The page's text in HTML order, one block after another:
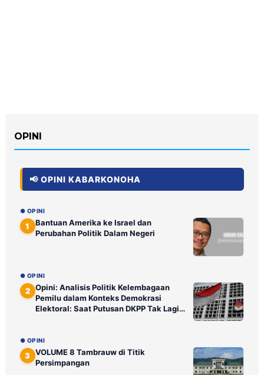
OPINI
📢 OPINI KABARKONOHA
● OPINI
1
Bantuan Amerika ke Israel dan
Perubahan Politik Dalam Negeri
● OPINI
2 Opini: Analisis Politik Kelembagaan
Pemilu dalam Konteks Demokrasi
Elektoral: Saat Putusan DKPP Tak Lagi
● OPINI
3 VOLUME 8 Tambrauw di Titik
Persimpangan